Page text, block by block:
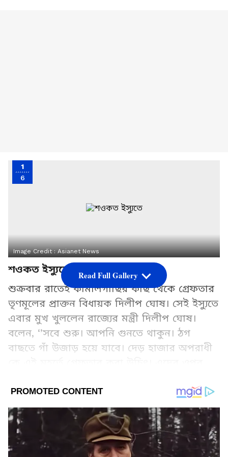
1
6
Image Credit :Asianet News
শওকত ইস্যুতে
শুক্রবার রাতেই কামালগাছির কাছ থেকে গ্রেফতার
তৃণমূলের প্রাক্তন বিধায়ক দিলীপ ঘোষ। সেই ইস্যুতে
এবার মুখ খুললেন রাজ্যের মন্ত্রী দিলীপ ঘোষ।
বলেন, ‘’সবে শুরু। আপনি গুনতে থাকুন। ঠগ
বাছতে গাঁ উজাড় হয়ে যাবে। দেড় হাজার অপরাধী
করে গ্রেফতার করা দরকার কারণ নাহলে একটা
অঘটন ঘটে যাবে। রাস্তাঘাটে যা হচ্ছে যেভাবে ঘিরে
ধরছে মারধর করছে বাই চান্স অঘটন ঘটে যেতে
পারে। ওদের জীবনের স্বার্থে ওদের গ্রেফতার করা
উচিৎ। কোর্টে মামলা চলুক।''
Read Full Gallery